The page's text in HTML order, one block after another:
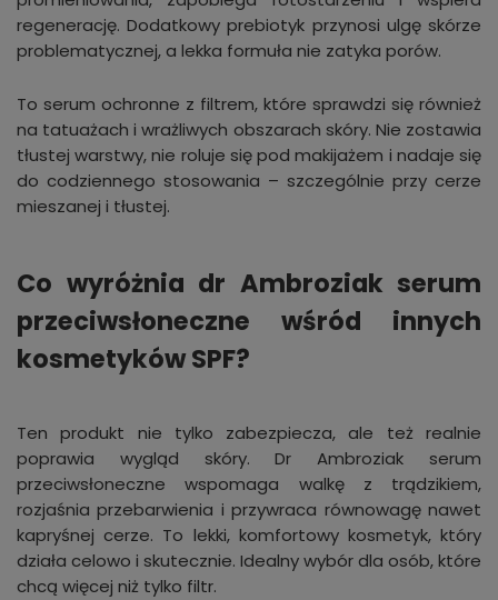
regenerację. Dodatkowy prebiotyk przynosi ulgę skórze
problematycznej, a lekka formuła nie zatyka porów.
To serum ochronne z filtrem, które sprawdzi się również
na tatuażach i wrażliwych obszarach skóry. Nie zostawia
tłustej warstwy, nie roluje się pod makijażem i nadaje się
do codziennego stosowania – szczególnie przy cerze
mieszanej i tłustej.
Co wyróżnia dr Ambroziak serum
przeciwsłoneczne wśród innych
kosmetyków SPF?
Ten produkt nie tylko zabezpiecza, ale też realnie
poprawia wygląd skóry. Dr Ambroziak serum
przeciwsłoneczne wspomaga walkę z trądzikiem,
rozjaśnia przebarwienia i przywraca równowagę nawet
kapryśnej cerze. To lekki, komfortowy kosmetyk, który
działa celowo i skutecznie. Idealny wybór dla osób, które
chcą więcej niż tylko filtr.